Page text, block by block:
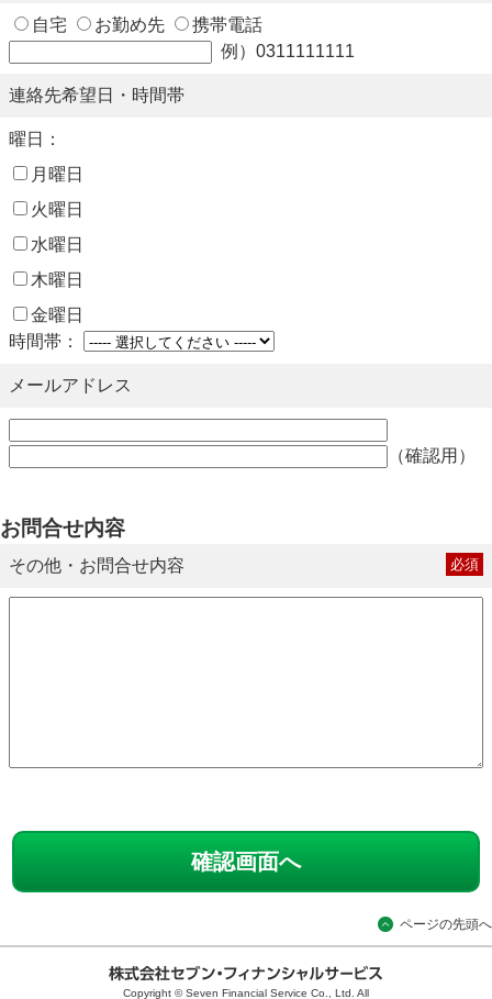
自宅 お勤め先
携帯電話
例）0311111111
連絡先希望日・時間帯
曜日：
月曜日
火曜日
水曜日
木曜日
金曜日
時間帯：
メールアドレス
（確認用）
お問合せ内容
その他・お問合せ内容 必須
ページの先頭へ
Copyright © Seven Financial Service Co., Ltd. All